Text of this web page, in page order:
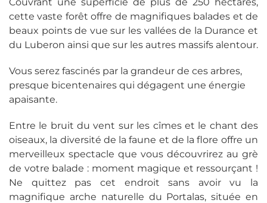
cette vaste forêt offre de magnifiques balades et de
beaux points de vue sur les vallées de la Durance et
du Luberon ainsi que sur les autres massifs alentour.
Vous serez fascinés par la grandeur de ces arbres,
presque bicentenaires qui dégagent une énergie
apaisante.
Entre le bruit du vent sur les cîmes et le chant des
oiseaux, la diversité de la faune et de la flore offre un
merveilleux spectacle que vous découvrirez au grè
de votre balade : moment magique et ressourçant !
Ne quittez pas cet endroit sans avoir vu la
magnifique arche naturelle du Portalas, située en